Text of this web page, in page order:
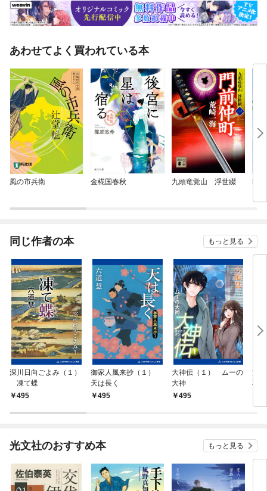
あわせてよく買われている本
風の市兵衛 金椛国春秋 九頭竜覚山 浮世綴 妻
同じ作者の本 もっと見る
深川日向ごよみ（１）
凍て蝶
495
御家人風来抄（１）
天は長く
495
大神伝（１） ムーの
大神
495
浦
花
光文社のおすすめ本 もっと見る